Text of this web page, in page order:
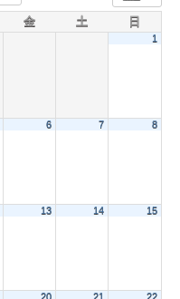
金 土 日
1
6 7 8
13 14 15
20 21 22